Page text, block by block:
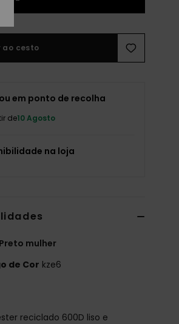
ao cesto
em ponto de recolha
de10 Agosto
na loja
mulher
de Cor kze6
reciclado 600D liso e